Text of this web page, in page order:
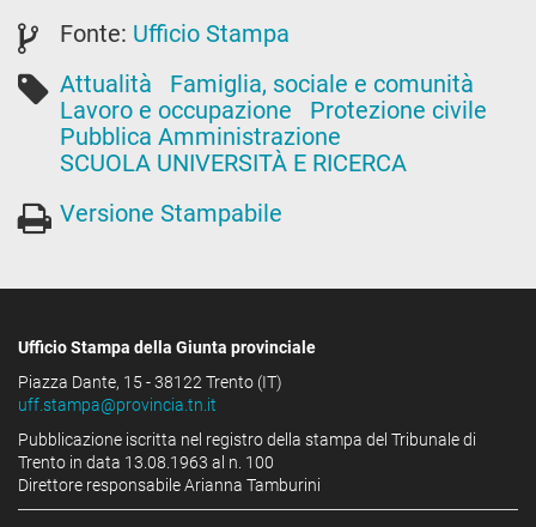
Fonte: Ufficio Stampa
Attualità
Famiglia, sociale e comunità
Lavoro e occupazione
Protezione civile
Pubblica Amministrazione
SCUOLA UNIVERSITÀ E RICERCA
Versione Stampabile
Ufficio Stampa della Giunta provinciale
Piazza Dante, 15 - 38122 Trento (IT)
uff.stampa@provincia.tn.it
Pubblicazione iscritta nel registro della stampa del Tribunale di
Trento in data 13.08.1963 al n. 100
Direttore responsabile Arianna Tamburini